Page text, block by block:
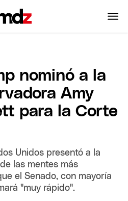
nominó a la
Amy
para la Corte
Unidos presentó a la
las mentes más
el Senado, con mayoría
"muy rápido".